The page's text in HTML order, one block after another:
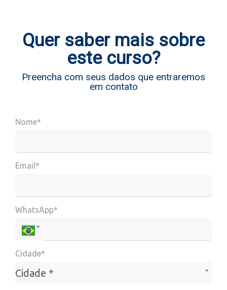
Quer saber mais sobre
este curso?
Preencha com seus dados que entraremos
em contato
Nome*
Email*
WhatsApp*
Cidade*
Cidade *
Cidade*